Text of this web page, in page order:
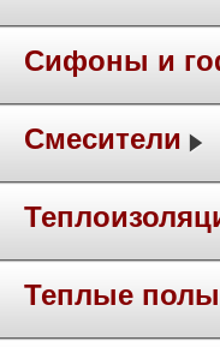
Сифоны и
Смесители
Теплые полы